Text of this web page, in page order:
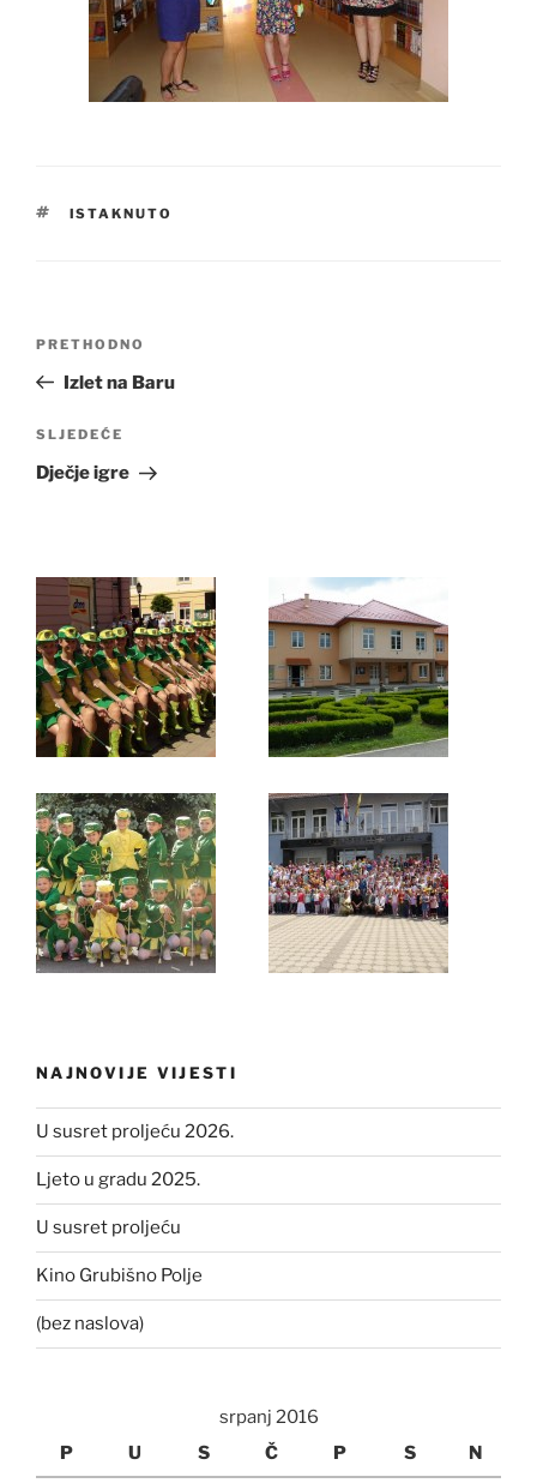
OZNAKE
ISTAKNUTO
Prethodna
objava
PRETHODNO
Izlet na Baru
Sljedeća
objava
SLJEDEĆE
Dječje igre
NAJNOVIJE VIJESTI
U susret proljeću 2026.
Ljeto u gradu 2025.
U susret proljeću
Kino Grubišno Polje
(bez naslova)
srpanj 2016
P
U S Č P S N